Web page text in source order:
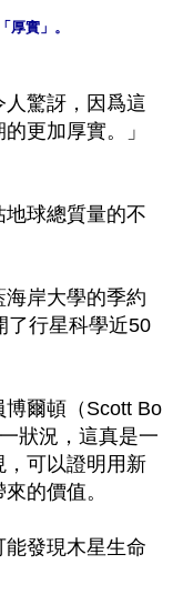
厚實」。
驚訝，因爲這
更加厚實。」
球總質量的不
岸大學的季約
了行星科學近50
爾頓（Scott Bo
狀況，這真是一
可以證明用新
的價值。
發現木星生命